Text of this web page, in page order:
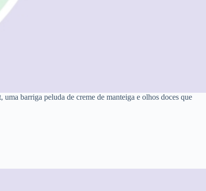
barriga peluda de creme de manteiga e olhos doces que